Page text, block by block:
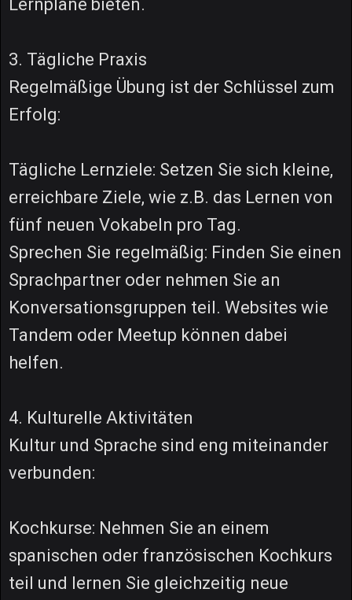
Lernpläne bieten.
3. Tägliche Praxis
Regelmäßige Übung ist der Schlüssel zum
Erfolg:
Tägliche Lernziele: Setzen Sie sich kleine,
erreichbare Ziele, wie z.B. das Lernen von
fünf neuen Vokabeln pro Tag.
Sprechen Sie regelmäßig: Finden Sie einen
Sprachpartner oder nehmen Sie an
Konversationsgruppen teil. Websites wie
Tandem oder Meetup können dabei
helfen.
4. Kulturelle Aktivitäten
Kultur und Sprache sind eng miteinander
verbunden:
Kochkurse: Nehmen Sie an einem
spanischen oder französischen Kochkurs
teil und lernen Sie gleichzeitig neue